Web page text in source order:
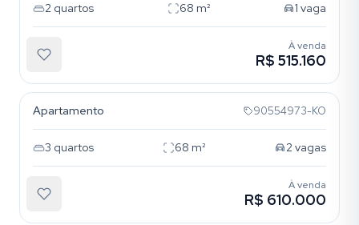
2 quartos 68 m² 1 vaga
À venda
R$ 515.160
Apartamento 90554973-KO
3 quartos 68 m² 2vagas
À venda
R$ 610.000